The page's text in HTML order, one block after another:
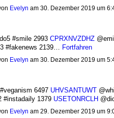
Evelyn am 30. Dezember 2019 um
#smile 2993 CPRXNVZDHZ
#fakenews 2139…
Fortfahren
Evelyn am 30. Dezember 2019 um
6497 UHVSANTUWT
#instadaily 1379 USETONRCLH
Evelyn am 29. Dezember 2019 um